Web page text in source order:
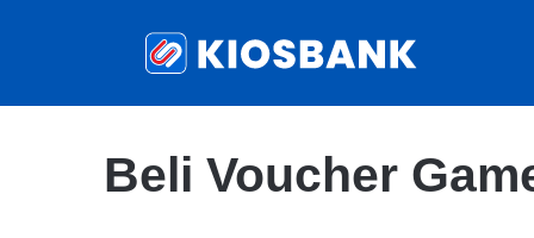
Beli Voucher